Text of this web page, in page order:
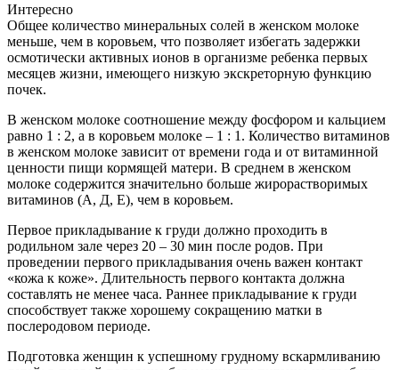
Интересно
Общее количество минеральных солей в женском молоке
меньше, чем в коровьем, что позволяет избегать задержки
осмотически активных ионов в организме ребенка первых
месяцев жизни, имеющего низкую экскреторную функцию
почек.
В женском молоке соотношение между фосфором и кальцием
равно 1 : 2, а в коровьем молоке – 1 : 1. Количество витаминов
в женском молоке зависит от времени года и от витаминной
ценности пищи кормящей матери. В среднем в женском
молоке содержится значительно больше жирорастворимых
витаминов (А, Д, Е), чем в коровьем.
Первое прикладывание к груди должно проходить в
родильном зале через 20 – 30 мин после родов. При
проведении первого прикладывания очень важен контакт
«кожа к коже». Длительность первого контакта должна
составлять не менее часа. Раннее прикладывание к груди
способствует также хорошему сокращению матки в
послеродовом периоде.
Подготовка женщин к успешному грудному вскармливанию